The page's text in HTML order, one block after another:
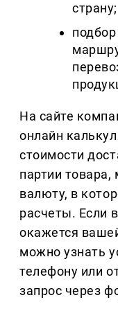
страну;
На сайте
онлайн
стоимости
партии товара,
валюту, в
расчеты. Если
окажется
можно узнать
телефону или
запрос через